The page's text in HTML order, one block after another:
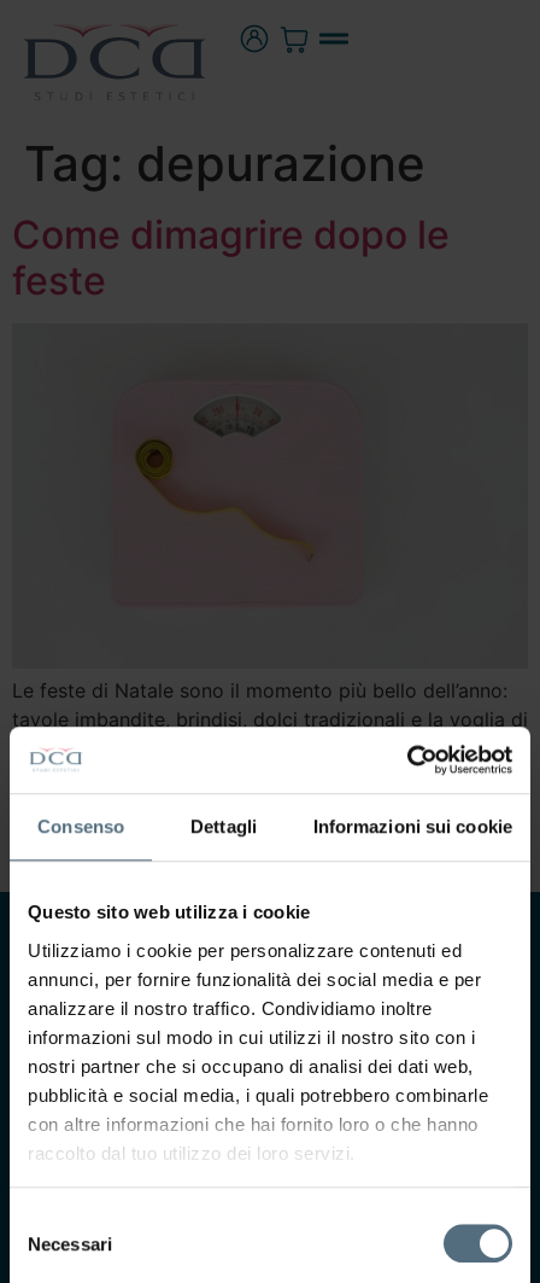
Consenso Dettagli Informazioni sui cookie
Questo sito web utilizza i cookie
Utilizziamo i cookie per personalizzare contenuti ed
annunci, per fornire funzionalità dei social media e per
analizzare il nostro traffico. Condividiamo inoltre
informazioni sul modo in cui utilizzi il nostro sito con i
nostri partner che si occupano di analisi dei dati web,
pubblicità e social media, i quali potrebbero combinarle
con altre informazioni che hai fornito loro o che hanno
raccolto dal tuo utilizzo dei loro servizi.
delNecessari
Tag: depurazione
Come dimagrire dopo le
feste
Le feste di Natale sono il momento più bello dell’anno:
tavole imbandite, brindisi, dolci tradizionali e la voglia di
godersi ogni momento con le persone che amiamo. Poi
però arriva gennaio — e con lui quella sensazione di
poi, ci facciamo: come dimagriredopo le feste di […]
CONTATTACI
Ti interessa saperne di
più?
Compila il form e il
nostro team ti
ricontatterà per
prendere